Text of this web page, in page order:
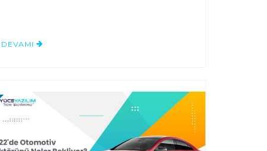
DEVAMI